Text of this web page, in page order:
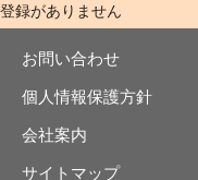
登録がありません
お問い合わせ
個人情報保護方針
会社案内
サイトマップ